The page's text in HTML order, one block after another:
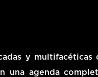
y
una agenda